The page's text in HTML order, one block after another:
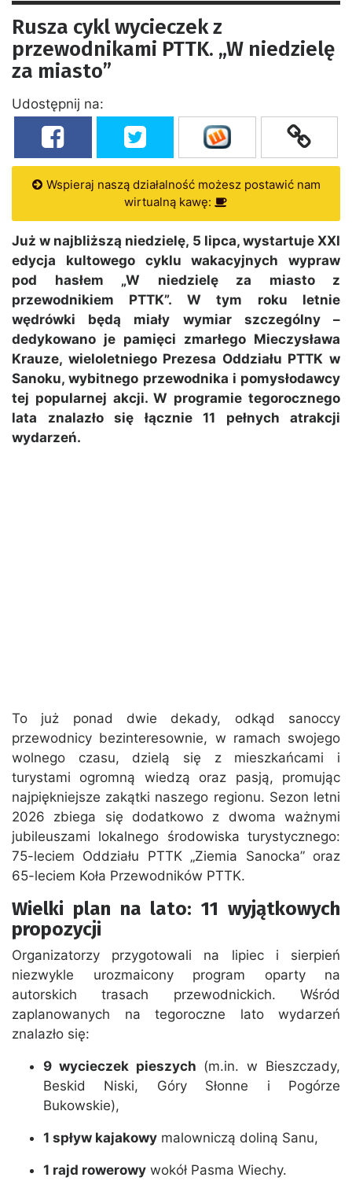
Rusza cykl wycieczek z
przewodnikami PTTK. „W niedzielę
za miasto”
Udostępnij na:
Wspieraj naszą działalność możesz postawić nam
wirtualną kawę:
Już w najbliższą niedzielę, 5 lipca, wystartuje XXI
edycja kultowego cyklu wakacyjnych wypraw
pod hasłem „W niedzielę za miasto z
przewodnikiem PTTK”. W tym roku letnie
wędrówki będą miały wymiar szczególny –
dedykowano je pamięci zmarłego Mieczysława
Krauze, wieloletniego Prezesa Oddziału PTTK w
Sanoku, wybitnego przewodnika i pomysłodawcy
tej popularnej akcji. W programie tegorocznego
lata znalazło się łącznie 11 pełnych atrakcji
wydarzeń.
To już ponad dwie dekady, odkąd sanoccy
przewodnicy bezinteresownie, w ramach swojego
wolnego czasu, dzielą się z mieszkańcami i
turystami ogromną wiedzą oraz pasją, promując
najpiękniejsze zakątki naszego regionu. Sezon letni
2026 zbiega się dodatkowo z dwoma ważnymi
jubileuszami lokalnego środowiska turystycznego:
75-leciem Oddziału PTTK „Ziemia Sanocka” oraz
65-leciem Koła Przewodników PTTK.
Wielki plan na lato: 11 wyjątkowych
propozycji
Organizatorzy przygotowali na lipiec i sierpień
niezwykle urozmaicony program oparty na
autorskich trasach przewodnickich. Wśród
zaplanowanych na tegoroczne lato wydarzeń
znalazło się:
9 wycieczek pieszych (m.in. w Bieszczady,
Beskid Niski, Góry Słonne i Pogórze
Bukowskie),
1 spływ kajakowy malowniczą doliną Sanu,
1 rajd rowerowy wokół Pasma Wiechy.